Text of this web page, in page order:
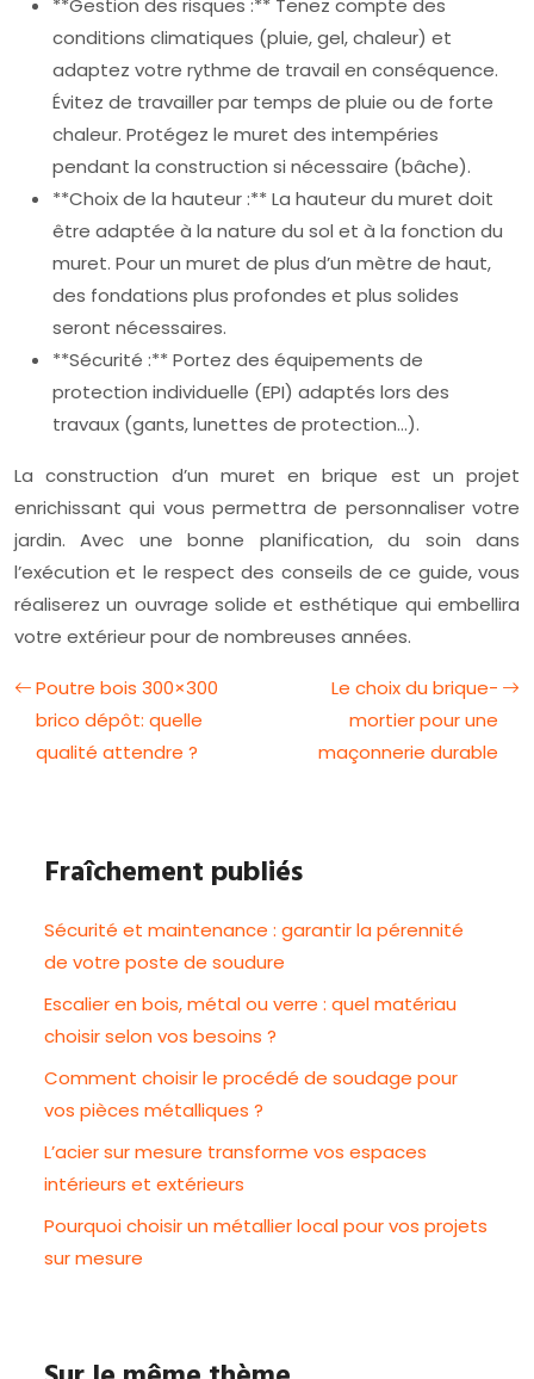
**Gestion des risques :** Tenez compte des
conditions climatiques (pluie, gel, chaleur) et
adaptez votre rythme de travail en conséquence.
Évitez de travailler par temps de pluie ou de forte
chaleur. Protégez le muret des intempéries
pendant la construction si nécessaire (bâche).
**Choix de la hauteur :** La hauteur du muret doit
être adaptée à la nature du sol et à la fonction du
muret. Pour un muret de plus d’un mètre de haut,
des fondations plus profondes et plus solides
seront nécessaires.
**Sécurité :** Portez des équipements de
protection individuelle (EPI) adaptés lors des
travaux (gants, lunettes de protection…).
La construction d’un muret en brique est un projet
enrichissant qui vous permettra de personnaliser votre
jardin. Avec une bonne planification, du soin dans
l’exécution et le respect des conseils de ce guide, vous
réaliserez un ouvrage solide et esthétique qui embellira
votre extérieur pour de nombreuses années.
Poutre bois 300×300
brico dépôt: quelle
qualité attendre ?
Le choix du brique-
mortier pour une
maçonnerie durable
Fraîchement publiés
Sécurité et maintenance : garantir la pérennité
de votre poste de soudure
Escalier en bois, métal ou verre : quel matériau
choisir selon vos besoins ?
Comment choisir le procédé de soudage pour
vos pièces métalliques ?
L’acier sur mesure transforme vos espaces
intérieurs et extérieurs
Pourquoi choisir un métallier local pour vos projets
sur mesure